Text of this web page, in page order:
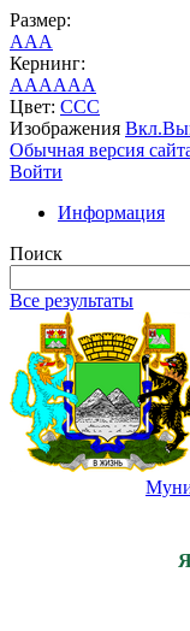
Размер:
AAA
Кернинг:
AAAAAA
Цвет: CCC
Изображения Вкл.
Обычная версия
Войти
Информация
Поиск
Все результаты